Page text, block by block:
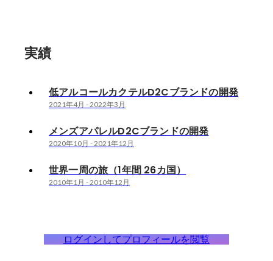
実績
低アルコールカクテルD2Cブランドの開発
2021年4月 -2022年3月
メンズアパレルD2Cブランドの開発
2020年10月 -2021年12月
世界一周の旅（1年間 26カ国）
2010年1月 -2010年12月
ログインしてプロフィールを閲覧